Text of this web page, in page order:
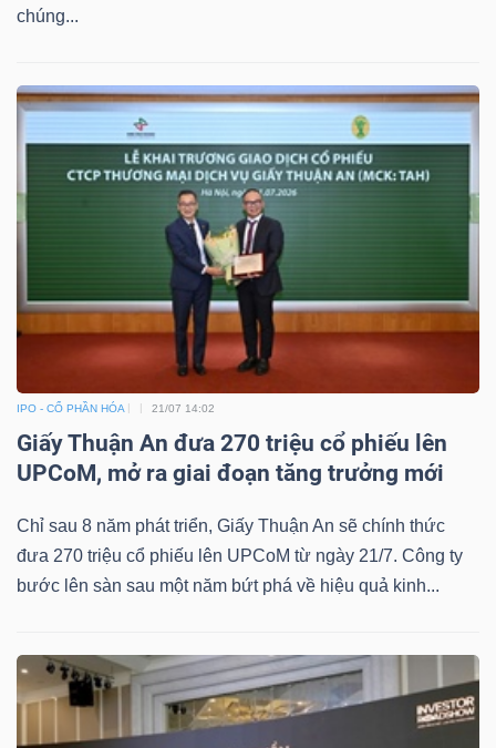
chúng...
IPO - CỔ PHẦN HÓA 21/07 14:02
Giấy Thuận An đưa 270 triệu cổ phiếu lên
UPCoM, mở ra giai đoạn tăng trưởng mới
Chỉ sau 8 năm phát triển, Giấy Thuận An sẽ chính thức
đưa 270 triệu cổ phiếu lên UPCoM từ ngày 21/7. Công ty
bước lên sàn sau một năm bứt phá về hiệu quả kinh...